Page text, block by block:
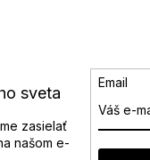
sveta
zasielať
našom e-
Email